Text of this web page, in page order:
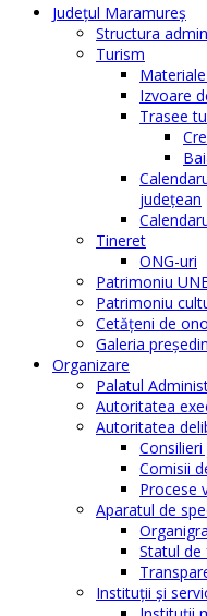
Judeţul Maramureş
Structura
Turism
Izvoare
Trasee
judeţean
Tineret
ONG-uri
Patrimoniu
Patrimoniu
Cetăţeni de
Galeria
Organizare
Palatul
Autoritatea
Autoritatea
Comisii
Procese
Aparatul de
Statul de
Instituţii şi